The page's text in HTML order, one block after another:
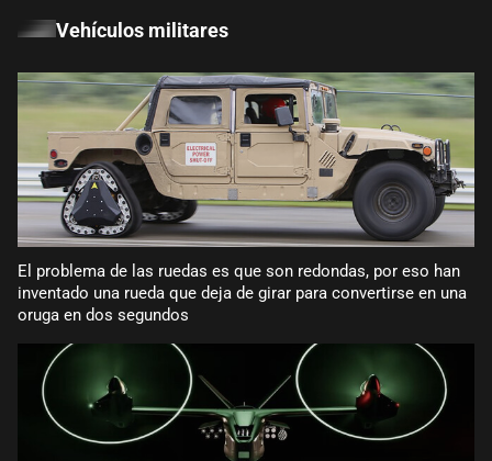
Vehículos militares
El problema de las ruedas es que son redondas, por eso han
inventado una rueda que deja de girar para convertirse en una
oruga en dos segundos